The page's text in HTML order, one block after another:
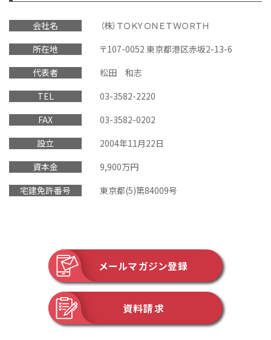
会社名
（株）ＴＯＫＹＯＮＥＴＷＯＲＴＨ
所在地
〒107-0052 東京都港区赤坂2-13-6
代表者
松田 和志
TEL
03-3582-2220
FAX
03-3582-0202
設立
2004年11月22日
資本金
9,900万円
宅建免許番号
東京都(5)第84009号
メールマガジン登録
資料請求